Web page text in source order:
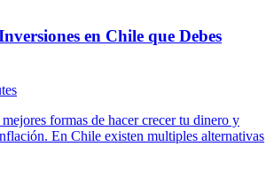
en Chile que Debes
formas de hacer crecer tu dinero y
En Chile existen multiples alternativas